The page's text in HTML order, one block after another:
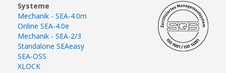
Systeme
Mechanik - SEA-4.0m
Online SEA-4.0e
Mechanik - SEA-2/3
Standalone SEAeasy
SEA-OSS
XLOCK